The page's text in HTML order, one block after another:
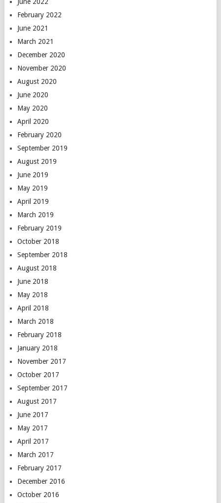
February 2022
June 2021
March 2021
December 2020
November 2020
August 2020
June 2020
May 2020
April 2020
February 2020
September 2019
August 2019
June 2019
May 2019
April 2019
March 2019
February 2019
October 2018
September 2018
August 2018
June 2018
May 2018
April 2018
March 2018
February 2018
January 2018
November 2017
October 2017
September 2017
August 2017
June 2017
May 2017
April 2017
March 2017
February 2017
December 2016
October 2016